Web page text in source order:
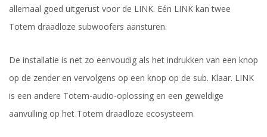
allemaal goed uitgerust voor de LINK. Eén LINK kan twee
Totem draadloze subwoofers aansturen.
De installatie is net zo eenvoudig als het indrukken van een knop
op de zender en vervolgens op een knop op de sub. Klaar. LINK
is een andere Totem-audio-oplossing en een geweldige
aanvulling op het Totem draadloze ecosysteem.